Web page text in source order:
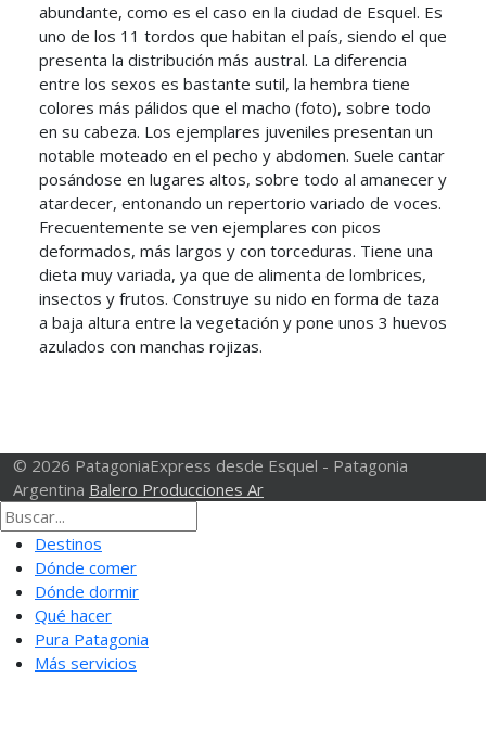
abundante, como es el caso en la ciudad de Esquel. Es
uno de los 11 tordos que habitan el país, siendo el que
presenta la distribución más austral. La diferencia
entre los sexos es bastante sutil, la hembra tiene
colores más pálidos que el macho (foto), sobre todo
en su cabeza. Los ejemplares juveniles presentan un
notable moteado en el pecho y abdomen. Suele cantar
posándose en lugares altos, sobre todo al amanecer y
atardecer, entonando un repertorio variado de voces.
Frecuentemente se ven ejemplares con picos
deformados, más largos y con torceduras. Tiene una
dieta muy variada, ya que de alimenta de lombrices,
insectos y frutos. Construye su nido en forma de taza
a baja altura entre la vegetación y pone unos 3 huevos
azulados con manchas rojizas.
© 2026 PatagoniaExpress desde Esquel - Patagonia
Argentina Balero Producciones Ar
Destinos
Dónde comer
Dónde dormir
Qué hacer
Pura Patagonia
Más servicios